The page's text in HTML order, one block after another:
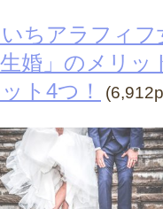
ちアラフィフ
生婚」のメリ
ト4つ！